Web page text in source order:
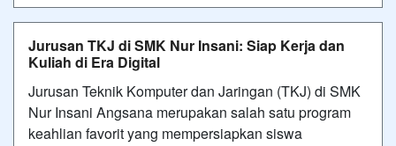
Jurusan TKJ di SMK Nur Insani: Siap Kerja dan
Kuliah di Era Digital
Jurusan Teknik Komputer dan Jaringan (TKJ) di SMK
Nur Insani Angsana merupakan salah satu program
keahlian favorit yang mempersiapkan siswa